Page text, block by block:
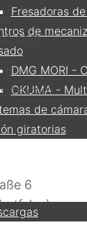
Fresadoras
de
DMG MORI -
OKUMA -
de
giratorias
6